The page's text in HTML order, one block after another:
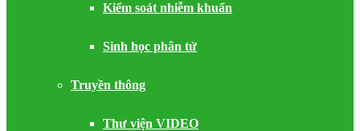
Kiểm soát nhiễm khuẩn
Sinh học phân tử
Truyền thông
Thư viện VIDEO